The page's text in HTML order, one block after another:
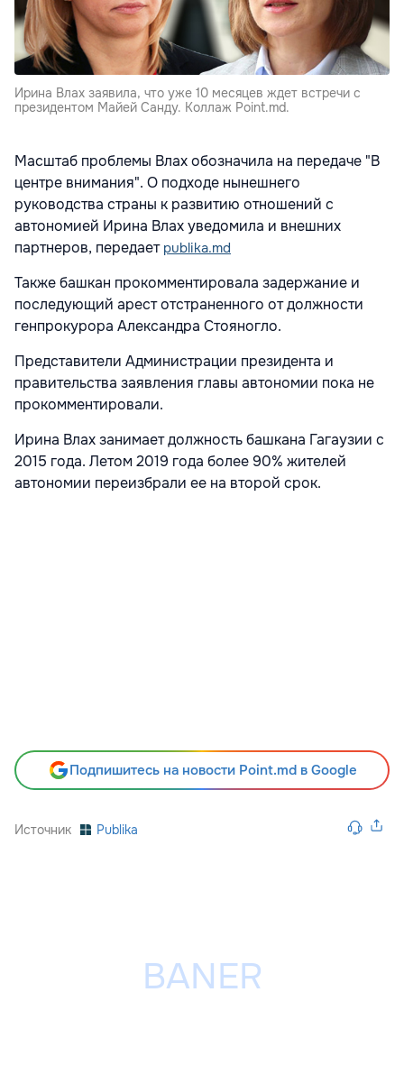
Ирина Влах заявила, что уже 10 месяцев ждет встречи с
президентом Майей Санду. Коллаж Point.md.
Масштаб проблемы Влах обозначила на передаче "В
центре внимания". О подходе нынешнего
руководства страны к развитию отношений с
автономией Ирина Влах уведомила и внешних
партнеров, передает publika.md
Также башкан прокомментировала задержание и
последующий арест отстраненного от должности
генпрокурора Александра Стояногло.
Представители Администрации президента и
правительства заявления главы автономии пока не
прокомментировали.
Ирина Влах занимает должность башкана Гагаузии с
2015 года. Летом 2019 года более 90% жителей
автономии переизбрали ее на второй срок.
Подпишитесь на новости Point.md в Google
Источник Publika